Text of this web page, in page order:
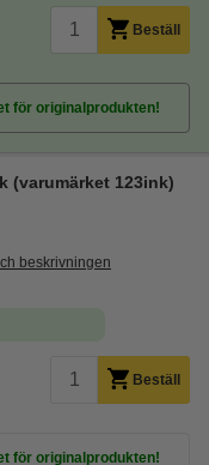
Beställ
för originalprodukten!
(varumärket 123ink)
beskrivningen
Beställ
för originalprodukten!